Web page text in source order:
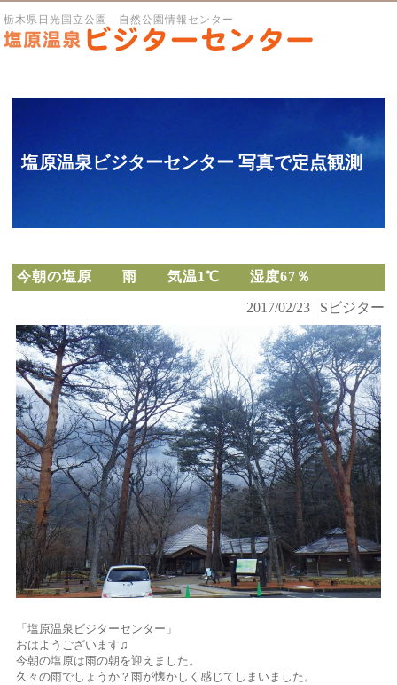
栃木県日光国立公園 自然公園情報センター
塩原温泉ビジターセンター 写真で定点観測
今朝の塩原 雨 気温1℃ 湿度67％
2017/02/23 | Sビジター
「塩原温泉ビジターセンター」
おはようございます♫
今朝の塩原は雨の朝を迎えました。
久々の雨でしょうか？雨が懐かしく感じてしまいました。